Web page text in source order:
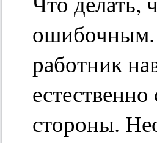
ошибочным.
работник
стороны.